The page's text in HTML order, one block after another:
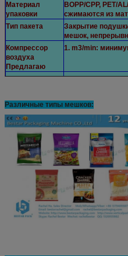
Материал
упаковки
BOPP/CPP, PET/
сжимаются из
Тип пакета
Закрытие
мешок,
Компрессор
воздуха
Предлагаю
1. m3/min:
Примечание
1Машинное
Различные типы мешков: